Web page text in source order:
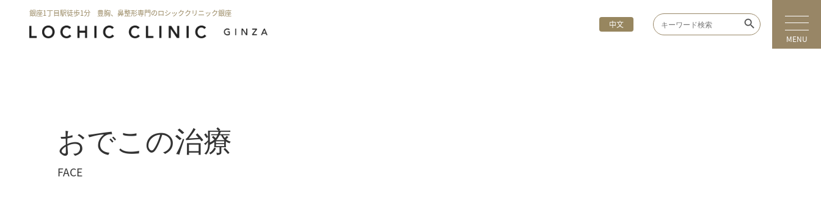
銀座1丁目駅徒歩1分 豊胸、鼻整形専門のロシッククリニック銀座
中文 Search
for:
Search Button
MENU
おでこの治療
FACE